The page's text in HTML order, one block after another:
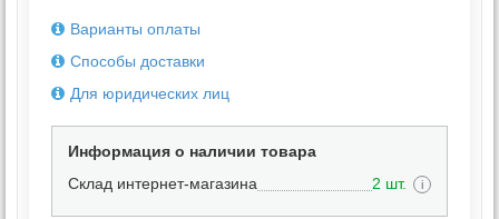
Варианты оплаты
Способы доставки
Для юридических лиц
Информация о наличии товара
Склад интернет-магазина
2 шт. i